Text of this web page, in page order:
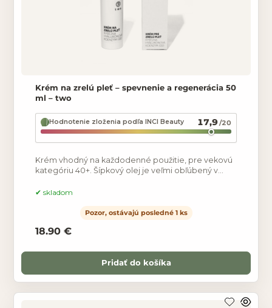
Krém na zrelú pleť – spevnenie a regenerácia 50
ml – two
Hodnotenie zloženia podľa INCI Beauty 17,9/20
Krém vhodný na každodenné použitie, pre vekovú
kategóriu 40+. Šípkový olej je veľmi obľúbený v
skladom
Pozor, ostávajú posledné 1 ks
18.90 €
Pridať do košíka